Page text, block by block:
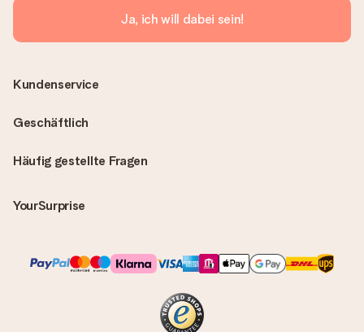
Ja, ich will dabei sein!
Häufig gestellte Fragen
YourSurprise
Kundenservice
Geschäftlich